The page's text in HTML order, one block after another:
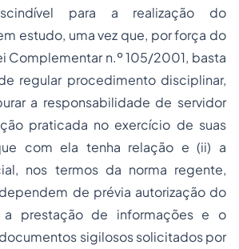
para a realização do
estudo, uma vez que, por força do
Complementar n.º 105/2001, basta
regular procedimento disciplinar,
a responsabilidade de servidor
praticada no exercício de suas
com ela tenha relação e(ii) a
nos termos da norma regente,
de prévia autorização do
a prestação de informações e o
sigilosos solicitados por